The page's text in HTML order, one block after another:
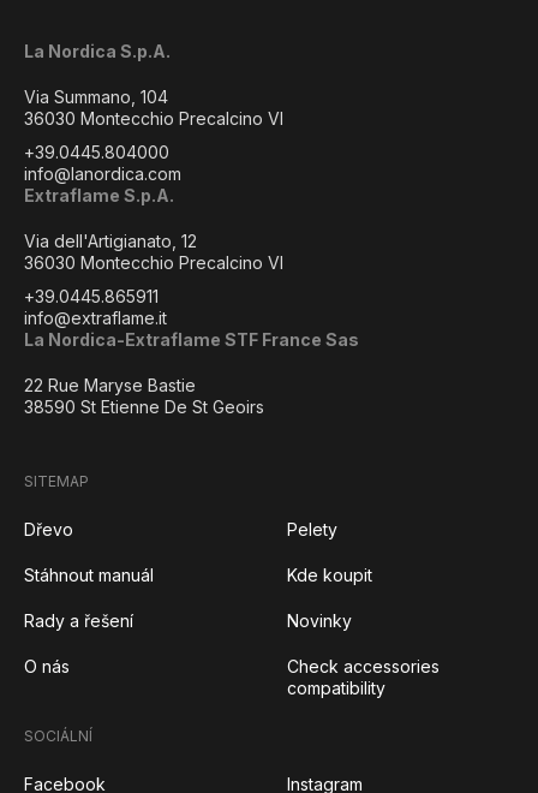
La Nordica S.p.A.
Via Summano, 104
36030 Montecchio Precalcino VI
+39.0445.804000
info@lanordica.com
Extraflame S.p.A.
Via dell'Artigianato, 12
36030 Montecchio Precalcino VI
+39.0445.865911
info@extraflame.it
La Nordica-Extraflame STF France Sas
22 Rue Maryse Bastie
38590 St Etienne De St Geoirs
SITEMAP
Dřevo Pelety
Stáhnout manuál Kde koupit
Rady a řešení Novinky
O nás
Check accessories
compatibility
SOCIÁLNÍ
Facebook Instagram